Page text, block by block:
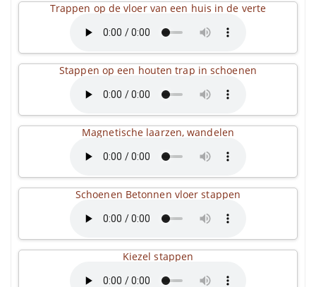
Trappen op de vloer van een huis in de verte
Stappen op een houten trap in schoenen
Magnetische laarzen, wandelen
Schoenen Betonnen vloer stappen
Kiezel stappen